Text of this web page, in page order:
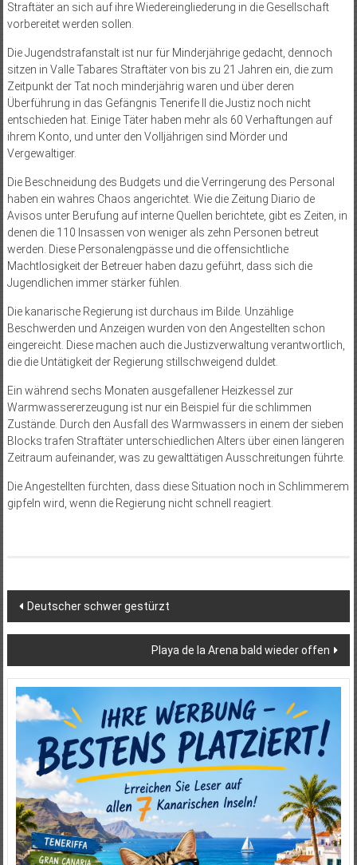
Straftäter an sich auf ihre Wiedereingliederung in die Gesellschaft
vorbereitet werden sollen.
Die Jugendstrafanstalt ist nur für Minderjährige gedacht, dennoch
sitzen in Valle Tabares Straftäter von bis zu 21 Jahren ein, die zum
Zeitpunkt der Tat noch minderjährig waren und über deren
Überführung in das Gefängnis Tenerife II die Justiz noch nicht
entschieden hat. Einige Täter haben mehr als 60 Verhaftungen auf
ihrem Konto, und unter den Volljährigen sind Mörder und
Vergewaltiger.
Die Beschneidung des Budgets und die Verringerung des Personal
haben ein wahres Chaos angerichtet. Wie die Zeitung Diario de
Avisos unter Berufung auf interne Quellen berichtete, gibt es Zeiten, in
denen die 110 Insassen von weniger als zehn Personen betreut
werden. Diese Personalengpässe und die offensichtliche
Machtlosigkeit der Betreuer haben dazu geführt, dass sich die
Jugendlichen immer stärker fühlen.
Die kanarische Regierung ist durchaus im Bilde. Unzählige
Beschwerden und Anzeigen wurden von den Angestellten schon
eingereicht. Diese machen auch die Justizverwaltung verantwortlich,
die die Untätigkeit der Regierung stillschweigend duldet.
Ein während sechs Monaten ausgefallener Heizkessel zur
Warmwassererzeugung ist nur ein Beispiel für die schlimmen
Zustände. Durch den Ausfall des Warmwassers in einem der sieben
Blocks trafen Straftäter unterschiedlichen Alters über einen längeren
Zeitraum aufeinander, was zu gewalttätigen Ausschreitungen führte.
Die Angestellten fürchten, dass diese Situation noch in Schlimmerem
gipfeln wird, wenn die Regierung nicht schnell reagiert.
Beitragsnavigation
Deutscher schwer gestürzt
Playa de la Arena bald wieder offen